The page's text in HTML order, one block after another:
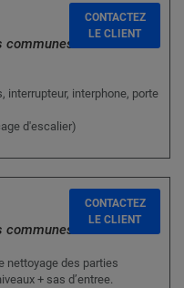
communes
interrupteur, interphone, porte
d'escalier)
CONTACTEZ
LE CLIENT
communes
nettoyage des parties
+ sas d’entree.
CONTACTEZ
LE CLIENT